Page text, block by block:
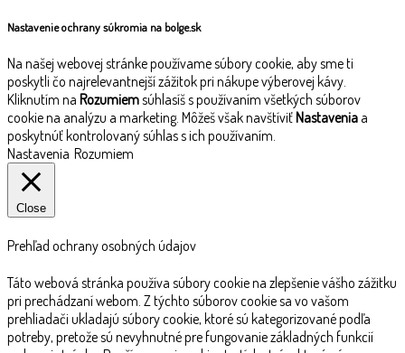
Nastavenie ochrany súkromia na bolge.sk
Na našej webovej stránke používame súbory cookie, aby sme ti
poskytli čo najrelevantnejší zážitok pri nákupe výberovej kávy.
Kliknutím na Rozumiemsúhlasíš s používaním všetkých súborov
cookie na analýzu a marketing. Môžeš však navštíviťNastavenia a
poskytnúť kontrolovaný súhlas s ich používaním.
Nastavenia Rozumiem
Close
Prehľad ochrany osobných údajov
Táto webová stránka používa súbory cookie na zlepšenie vášho zážitku
pri prechádzaní webom. Z týchto súborov cookie sa vo vašom
prehliadači ukladajú súbory cookie, ktoré sú kategorizované podľa
potreby, pretože sú nevyhnutné pre fungovanie základných funkcií